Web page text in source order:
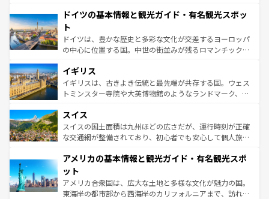
せる。地方によって風土や気候が異なるスペインはその個
ンテンツ一覧 を参照してほしい。
で、幅広い魅力が詰まっている。華麗な宮殿、歴史的な大
聖堂、美しいビーチ、そして豊かな自然が、訪れる者を心
から魅了する。また、フランスは美食の国としても知ら
れ、フランス料理はユネスコ無形文化遺産にも登録されて
香り高いラベンダー畑など、多彩な楽しみ方が可能だ。さ
らに、パリ以外の地域にも魅力が溢れており、どの街角に
も豊かな歴史と文化が息づいている。パリ以外の個性あふ
を参照してほしい。
ドイツの基本情報と観光ガイド・有名観光スポッ
ト
ドイツは、豊かな歴史と多彩な文化が交差するヨーロッパ
の中心に位置する国。中世の街並みが残るロマンチック街
顔を持つこの国は、どこを歩いても飽きることがない。ベ
ルリンの文化的活気、バイエルン州のアルプスの絶景、そ
してライン川沿いのワイン畑といった風景は必見。ビール
は、お酒好きな人にはぜひ体験してほしい。 なお、新着の
ドイツ情報はコンテンツ一覧を参照してほしい。
イギリス
イギリスは、古きよき伝統と最先端が共存する国。ウェス
トミンスター寺院や大英博物館のようなランドマーク、歴
リアごとに異なる魅力がある。また、優雅なアフタヌーン
ティー、ビール好きにはたまらない英国パブ、サッカー観
戦など、本場だからこそできる体験も豊富。イギリスを旅
ンツ一覧を参照してほしい。
スイス
スイスの国土面積は九州ほどの広さだが、運行時刻が正確
な交通網が整備されており、初心者でも安心して個人旅行
の建物がそのまま残る町や、スイスならではのユニークな
博物館もあり、アルプス観光だけでなく町歩きも満喫する
ことができる。国民の所得が高いため物価も高いが、旅行
者向けの交通パス提供のサービスもあり、うまく活用すれ
アメリカの基本情報と観光ガイド・有名観光スポ
ット
アメリカ合衆国は、広大な土地と多様な文化が魅力の国。
東海岸の都市部から西海岸のカリフォルニアまで、訪れる